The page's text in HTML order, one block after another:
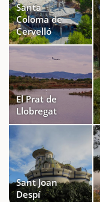
Santa
Coloma de
Cervelló
El Prat de
Llobregat
Sant Joan
Despí